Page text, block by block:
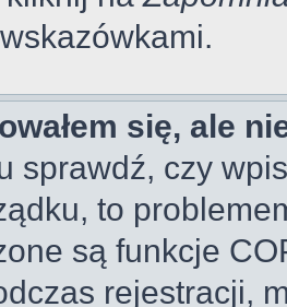
się, ale
sprawdź, czy
to
są funkcje
rejestracji,